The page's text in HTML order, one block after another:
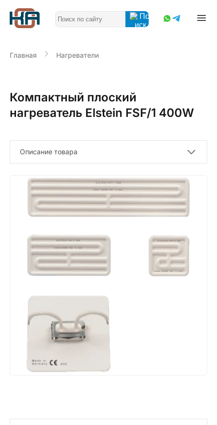
Главная Нагреватели
Компактный плоский
нагреватель Elstein FSF/1 400W
Описание товара